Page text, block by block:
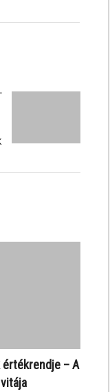
az
de a
hónappal
levonni az
értékrendje – A